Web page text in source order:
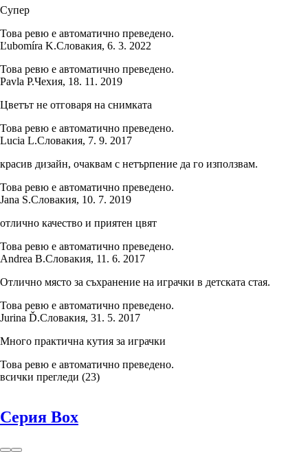
Супер
Това ревю е автоматично преведено.
Ľubomíra K.Словакия, 6. 3. 2022
Това ревю е автоматично преведено.
Pavla P.Чехия, 18. 11. 2019
Цветът не отговаря на снимката
Това ревю е автоматично преведено.
Lucia L.Словакия, 7. 9. 2017
красив дизайн, очаквам с нетърпение да го използвам.
Това ревю е автоматично преведено.
Jana S.Словакия, 10. 7. 2019
отлично качество и приятен цвят
Това ревю е автоматично преведено.
Andrea B.Словакия, 11. 6. 2017
Отлично място за съхранение на играчки в детската стая.
Това ревю е автоматично преведено.
Jurina Ď.Словакия, 31. 5. 2017
Много практична кутия за играчки
Това ревю е автоматично преведено.
всички прегледи (23)
Серия Box